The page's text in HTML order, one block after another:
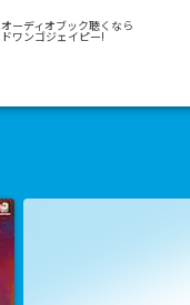
オーディオブック聴くなら
ドワンゴジェイピー!